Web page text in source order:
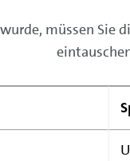
wurde, müssen Sie